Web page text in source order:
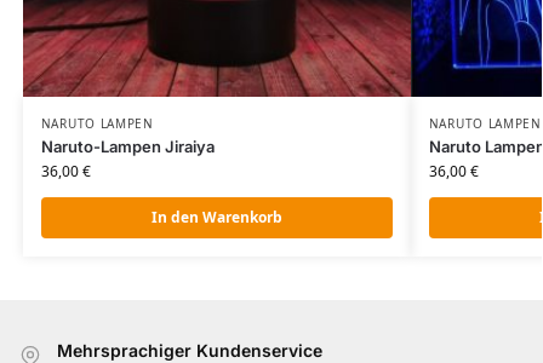
NARUTO LAMPEN
Naruto-Lampen Jiraiya
36,00€
In den Warenkorb
NARUTO LAMPEN
Naruto
36,00€
Mehrsprachiger Kundenservice